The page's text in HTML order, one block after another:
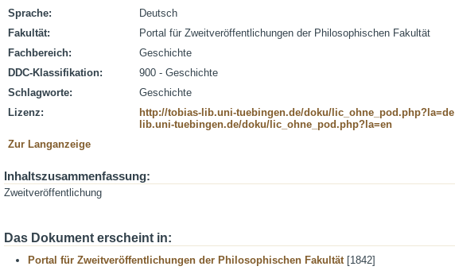
Sprache:
Deutsch
Fakultät:
Portal für Zweitveröffentlichungen der Philosophischen Fakultät
Fachbereich:
Geschichte
DDC-Klassifikation:
900 - Geschichte
Schlagworte:
Geschichte
Lizenz:
http://tobias-lib.uni-tuebingen.de/doku/lic_ohne_pod.php?la=de
lib.uni-tuebingen.de/doku/lic_ohne_pod.php?la=en
Zur Langanzeige
Inhaltszusammenfassung:
Zweitveröffentlichung
Das Dokument erscheint in:
Portal für Zweitveröffentlichungen der Philosophischen Fakultät[1842]